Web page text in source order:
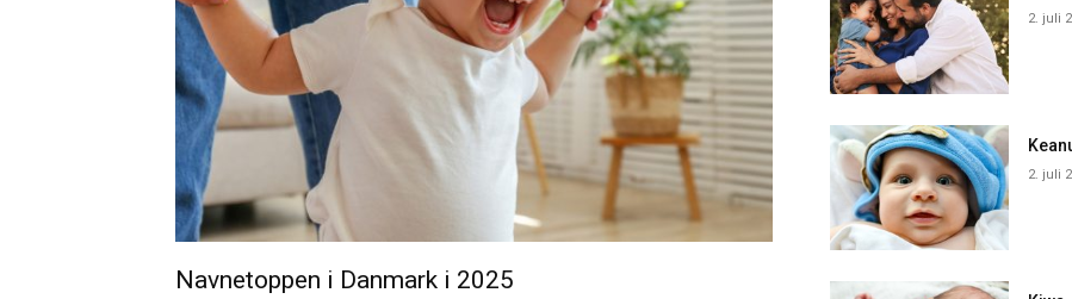
Navnetoppen i Danmark i 2025
2. juli
2. juli